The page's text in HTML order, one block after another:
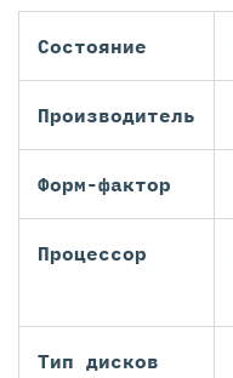
Состояние
Производитель
Форм-фактор
Процессор
Тип дисков